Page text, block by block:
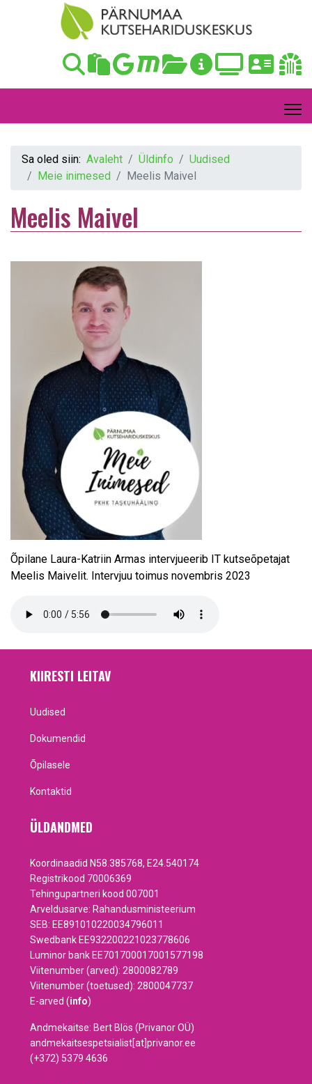
Sa oled siin: Avaleht Üldinfo
Uudised
Meie inimesed
Meelis Maivel
Meelis Maivel
Õpilane Laura-Katriin Armas intervjueerib IT kutseõpetajat
Meelis Maivelit. Intervjuu toimus novembris 2023
KIIRESTI LEITAV
Uudised
Dokumendid
Õpilasele
Kontaktid
ÜLDANDMED
Koordinaadid N58.385768, E24.540174
Registrikood 70006369
Tehingupartneri kood 007001
Arveldusarve: Rahandusministeerium
SEB: EE891010220034796011
Swedbank EE932200221023778606
Luminor bank EE701700017001577198
Viitenumber (arved): 2800082789
Viitenumber (toetused): 2800047737
E-arved (info)
Andmekaitse: Bert Blös (Privanor OÜ)
andmekaitsespetsialist[at]privanor.ee
(+372) 5379 4636